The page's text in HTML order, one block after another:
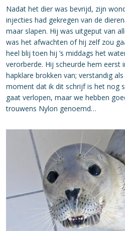
Nadat het dier was bevrijd, zijn
injecties had gekregen van de
maar slapen. Hij was uitgeput van
was het afwachten of hij zelf zou
heel blij toen hij ’s middags het
verorberde. Hij scheurde hem eerst
hapklare brokken van; verstandig
moment dat ik dit schrijf is het nog
gaat verlopen, maar we hebben
trouwens Nylon genoemd…